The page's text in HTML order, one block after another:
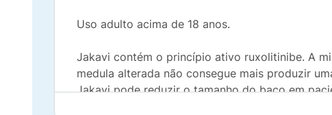
Uso adulto acima de 18 anos.
Jakavi contém o princípio ativo ruxolitinibe. A
medula alterada não consegue mais produzir
Jakavi pode reduzir o tamanho do baço em
denominadas Janus Quinases Associadas